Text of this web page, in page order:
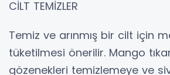
CİLT TEMİZLER
Temiz ve arınmış bir cilt için
tüketilmesi önerilir. Mango
gözenekleri temizlemeye ve